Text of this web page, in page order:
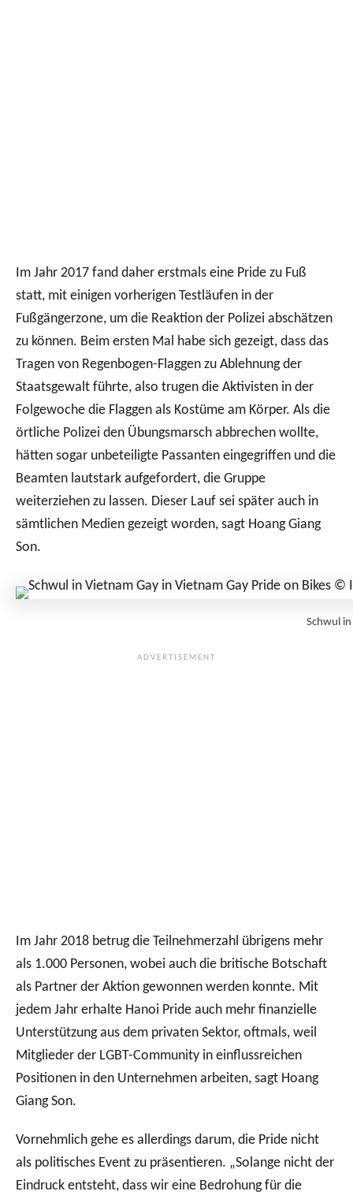
Im Jahr 2017 fand daher erstmals eine Pride zu Fuß
statt, mit einigen vorherigen Testläufen in der
Fußgängerzone, um die Reaktion der Polizei abschätzen
zu können. Beim ersten Mal habe sich gezeigt, dass das
Tragen von Regenbogen-Flaggen zu Ablehnung der
Staatsgewalt führte, also trugen die Aktivisten in der
Folgewoche die Flaggen als Kostüme am Körper. Als die
örtliche Polizei den Übungsmarsch abbrechen wollte,
hätten sogar unbeteiligte Passanten eingegriffen und die
Beamten lautstark aufgefordert, die Gruppe
weiterziehen zu lassen. Dieser Lauf sei später auch in
sämtlichen Medien gezeigt worden, sagt Hoang Giang
Son.
Schwul
Im Jahr 2018 betrug die Teilnehmerzahl übrigens mehr
als 1.000 Personen, wobei auch die britische Botschaft
als Partner der Aktion gewonnen werden konnte. Mit
jedem Jahr erhalte Hanoi Pride auch mehr finanzielle
Unterstützung aus dem privaten Sektor, oftmals, weil
Mitglieder der LGBT-Community in einflussreichen
Positionen in den Unternehmen arbeiten, sagt Hoang
Giang Son.
Vornehmlich gehe es allerdings darum, die Pride nicht
als politisches Event zu präsentieren. „Solange nicht der
Eindruck entsteht, dass wir eine Bedrohung für die